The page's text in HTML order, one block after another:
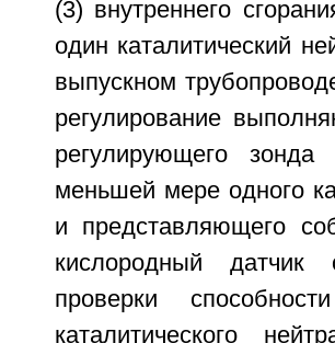
(3) внутреннего
один каталитический
выпускном
регулирование
регулирующего
меньшей мере одного
и представляющего
кислородный датчик
проверки
каталитического